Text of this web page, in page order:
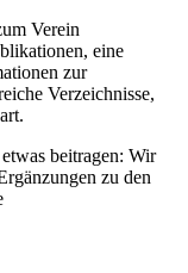
Verein
eine
zur
Verzeichnisse,
beitragen: Wir
zu den